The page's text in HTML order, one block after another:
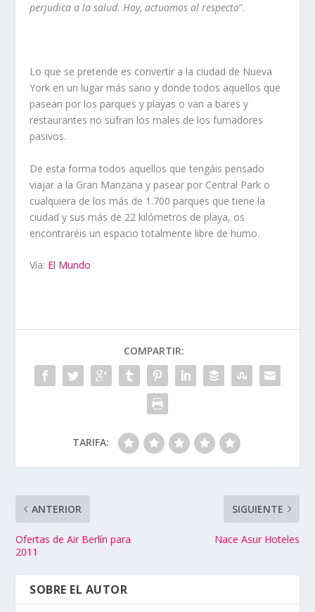
perjudica a la salud. Hoy, actuamos al respecto”.
Lo que se pretende es convertir a la ciudad de Nueva
York en un lugar más sano y donde todos aquellos que
pasean por los parques y playas o van a bares y
restaurantes no sufran los males de los fumadores
pasivos.
De esta forma todos aquellos que tengáis pensado
viajar a la Gran Manzana y pasear por Central Park o
cualquiera de los más de 1.700 parques que tiene la
ciudad y sus más de 22 kilómetros de playa, os
encontraréis un espacio totalmente libre de humo.
Vía: El Mundo
COMPARTIR:
TARIFA:
ANTERIOR
Ofertas de Air Berlín para
2011
SIGUIENTE
Nace Asur Hoteles
SOBRE EL AUTOR